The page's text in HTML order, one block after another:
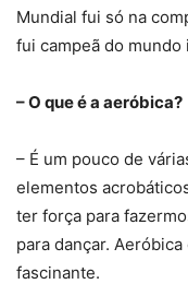
Mundial fui só na
fui campeã do mundo
– O que é a aeróbica?
– É um pouco de
elementos
ter força para
para dançar.
fascinante.